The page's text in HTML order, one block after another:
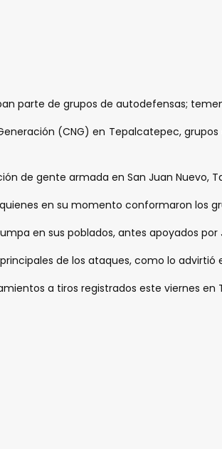
parte de grupos de autodefensas;
(CNG) en Tepalcatepec,
de gente armada en San Juan Nuevo,
en su momento conformaron los
en sus poblados, antes apoyados por
de los ataques, como lo
a tiros registrados este viernes